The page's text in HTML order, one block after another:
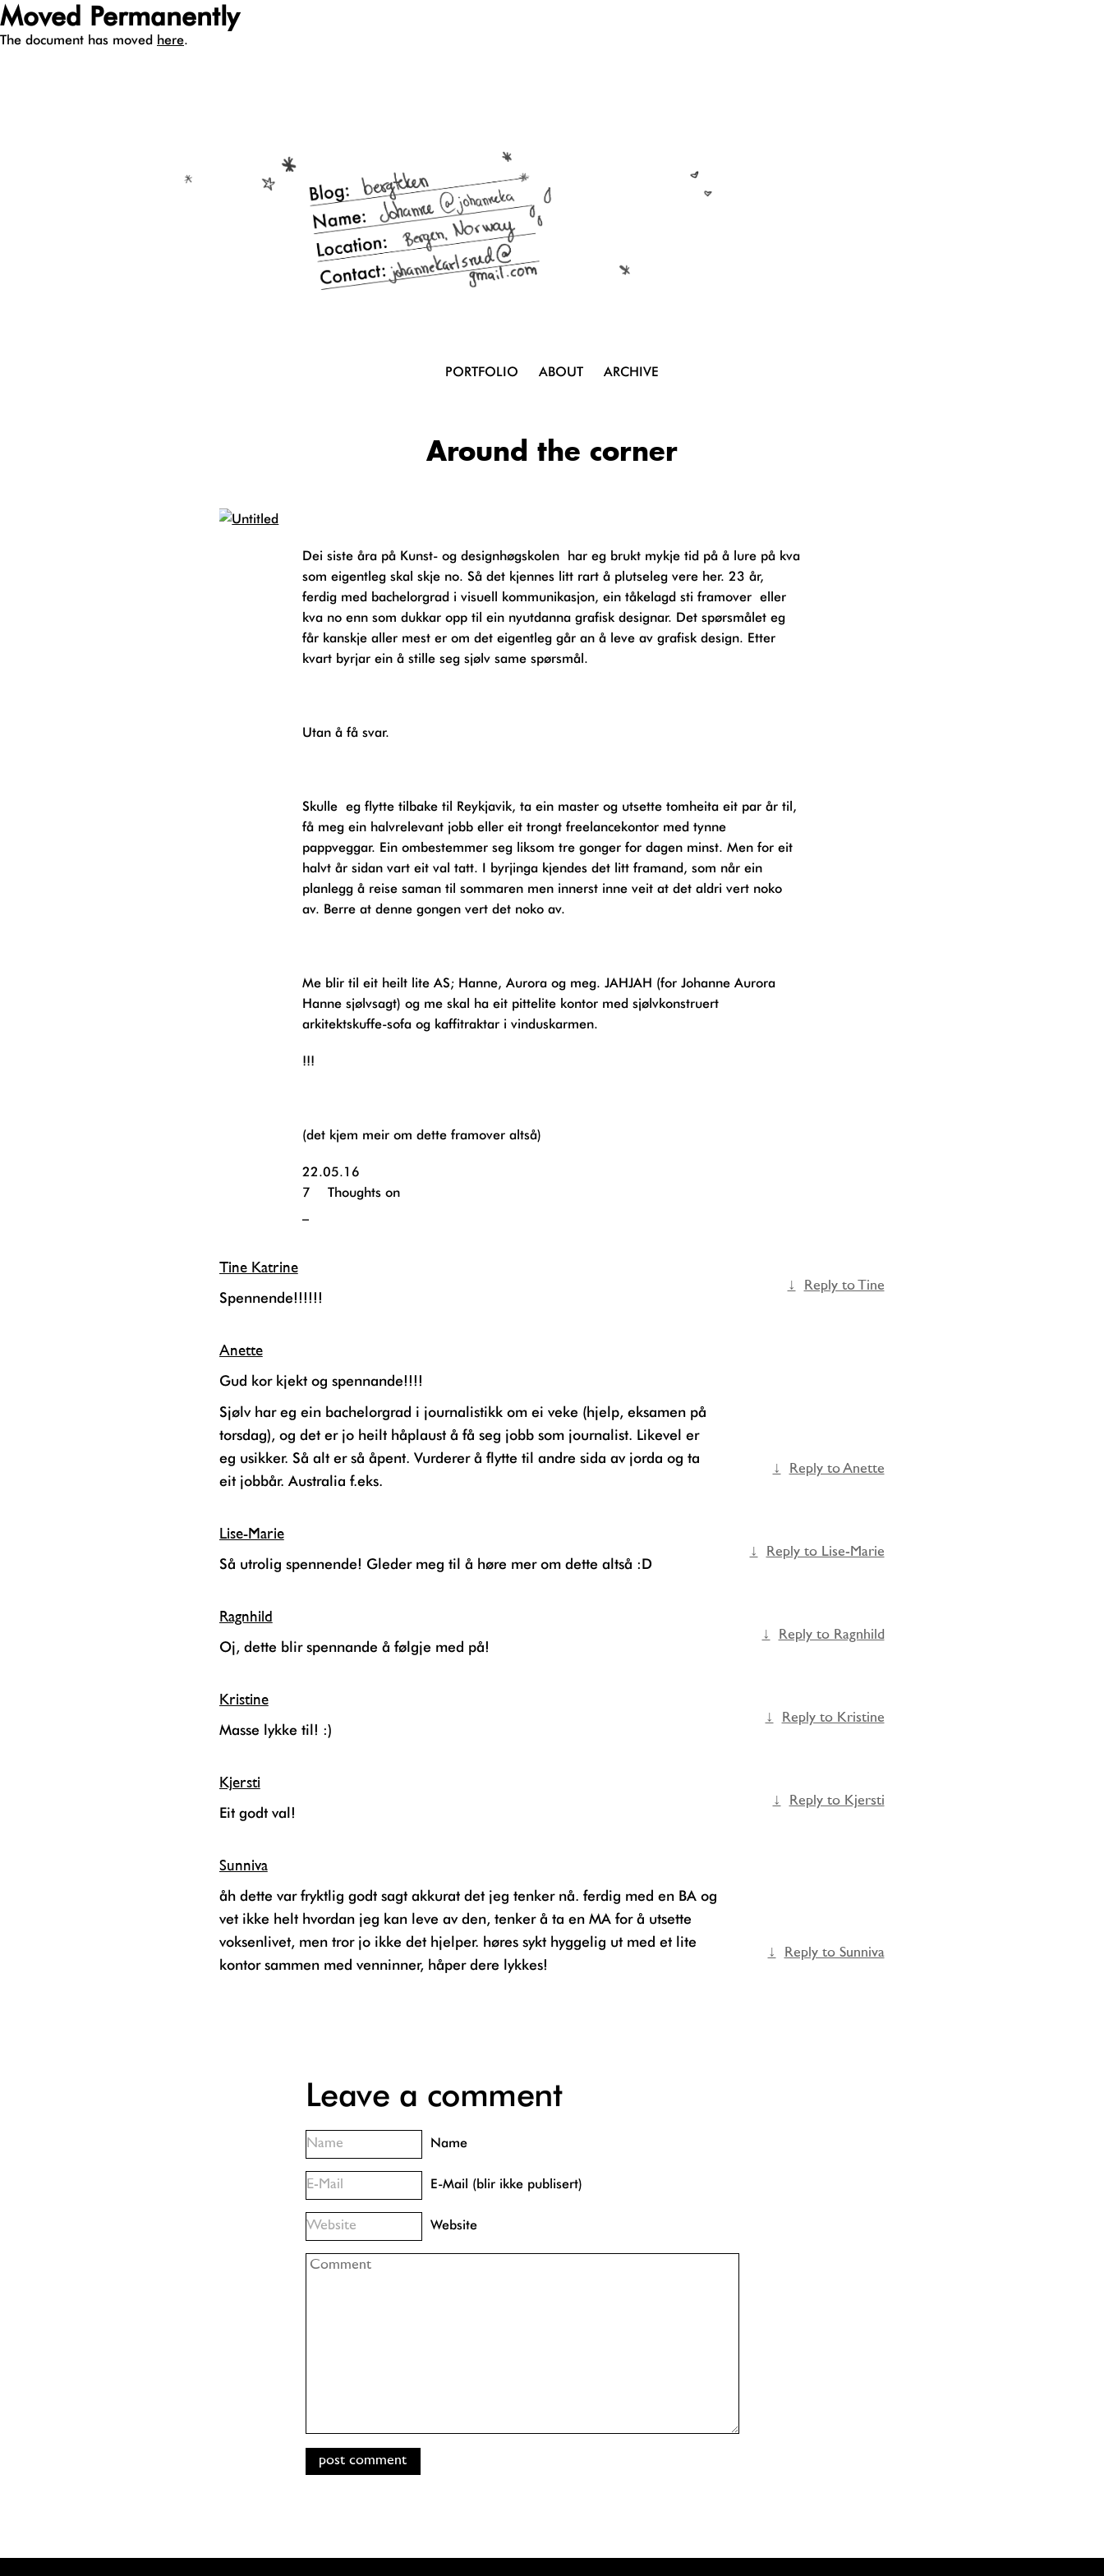
Moved Permanently
The document has moved here.
PORTFOLIO ABOUT ARCHIVE
Around the corner
Dei siste åra på Kunst- og designhøgskolen har eg brukt mykje tid på å lure på kva
som eigentleg skal skje no. Så det kjennes litt rart å plutseleg vere her. 23 år,
ferdig med bachelorgrad i visuell kommunikasjon, ein tåkelagd sti framover eller
kva no enn som dukkar opp til ein nyutdanna grafisk designar. Det spørsmålet eg
får kanskje aller mest er om det eigentleg går an å leve av grafisk design. Etter
kvart byrjar ein å stille seg sjølv same spørsmål.
Utan å få svar.
Skulle eg flytte tilbake til Reykjavik, ta ein master og utsette tomheita eit par år til,
få meg ein halvrelevant jobb eller eit trongt freelancekontor med tynne
pappveggar. Ein ombestemmer seg liksom tre gonger for dagen minst. Men for eit
halvt år sidan vart eit val tatt. I byrjinga kjendes det litt framand, som når ein
planlegg å reise saman til sommaren men innerst inne veit at det aldri vert noko
av. Berre at denne gongen vert det noko av.
Me blir til eit heilt lite AS; Hanne, Aurora og meg. JAHJAH (for Johanne Aurora
Hanne sjølvsagt) og me skal ha eit pittelite kontor med sjølvkonstruert
arkitektskuffe-sofa og kaffitraktar i vinduskarmen.
!!!
(det kjem meir om dette framover altså)
22.05.16
7
Thoughts on
Tine Katrine
Spennende!!!!!!
Reply to Tine
Anette
Gud kor kjekt og spennande!!!!
Sjølv har eg ein bachelorgrad i journalistikk om ei veke (hjelp, eksamen på
torsdag), og det er jo heilt håplaust å få seg jobb som journalist. Likevel er
eg usikker. Så alt er så åpent. Vurderer å flytte til andre sida av jorda og ta
eit jobbår. Australia f.eks.
Reply to Anette
Lise-Marie
Så utrolig spennende! Gleder meg til å høre mer om dette altså :D
Reply to Lise-Marie
Ragnhild
Oj, dette blir spennande å følgje med på!
Reply to Ragnhild
Kristine
Masse lykke til! :)
Reply to Kristine
Kjersti
Eit godt val!
Reply to Kjersti
Sunniva
åh dette var fryktlig godt sagt akkurat det jeg tenker nå. ferdig med en BA og
vet ikke helt hvordan jeg kan leve av den, tenker å ta en MA for å utsette
voksenlivet, men tror jo ikke det hjelper. høres sykt hyggelig ut med et lite
kontor sammen med venninner, håper dere lykkes!
Reply to Sunniva
Leave a comment
Name
E-Mail (blir ikke publisert)
Website